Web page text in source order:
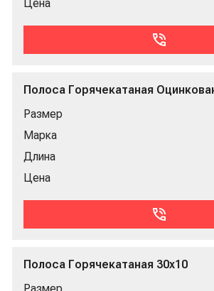
Цена
Полоса Горячекатаная
Размер
Марка
Длина
Цена
Полоса Горячекатаная 30x10